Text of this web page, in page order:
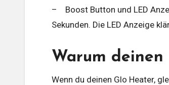
– Boost Button und LED
Sekunden. Die LED Anzeige
Warum
Wenn du deinen Glo Heater,